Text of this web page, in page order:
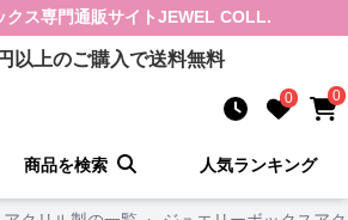
クス専門通販サイトJEWEL COLL.
以上のご購入で送料無料
0 0
商品を検索 人気ランキング